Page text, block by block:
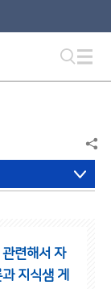
련해서 자
지식샘 게